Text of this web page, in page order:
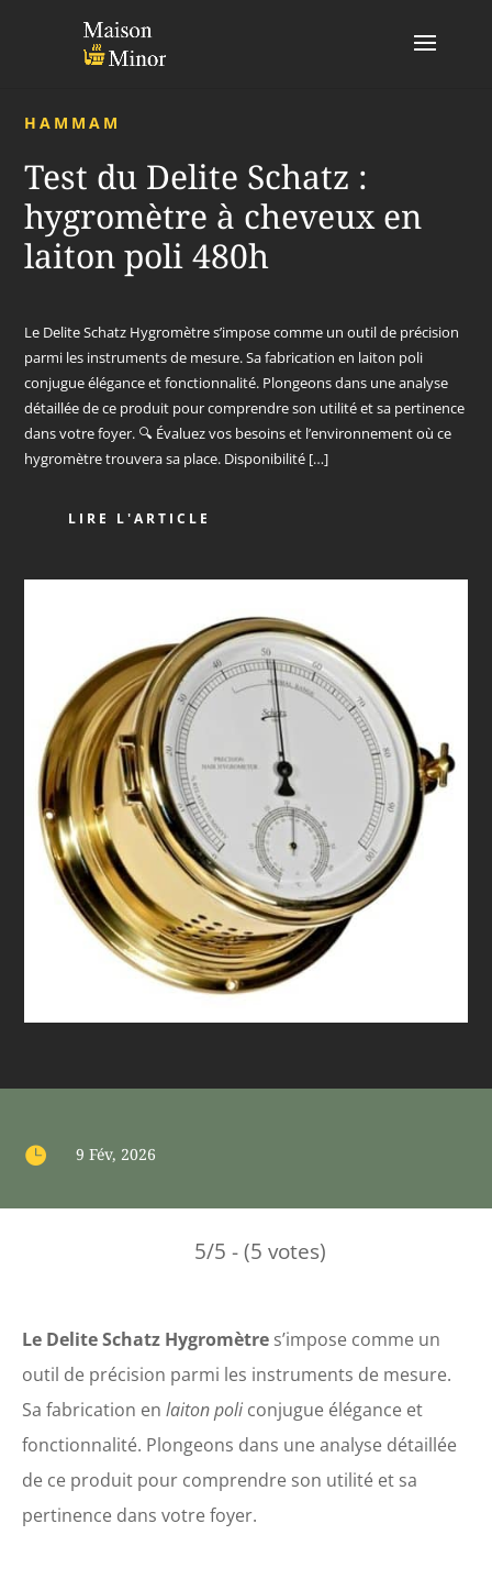
HAMMAM
Test du Delite Schatz :
hygromètre à cheveux en
laiton poli 480h
Le Delite Schatz Hygromètre s’impose comme un outil de précision
parmi les instruments de mesure. Sa fabrication en laiton poli
conjugue élégance et fonctionnalité. Plongeons dans une analyse
détaillée de ce produit pour comprendre son utilité et sa pertinence
dans votre foyer. 🔍 Évaluez vos besoins et l’environnement où ce
hygromètre trouvera sa place. Disponibilité […]
LIRE L'ARTICLE
 9 Fév, 2026
5/5 - (5 votes)
Le Delite Schatz Hygromètre s’impose comme un
outil de précision parmi les instruments de mesure.
Sa fabrication en laiton poli conjugue élégance et
fonctionnalité. Plongeons dans une analyse détaillée
de ce produit pour comprendre son utilité et sa
pertinence dans votre foyer.